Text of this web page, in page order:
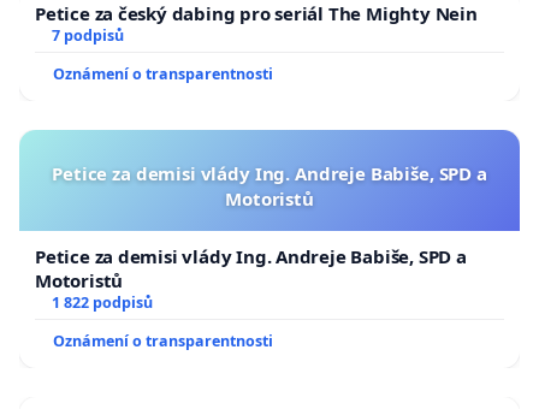
Petice za český dabing pro seriál The Mighty Nein
7 podpisů
Oznámení o transparentnosti
Petice za demisi vlády Ing. Andreje Babiše, SPD a
Motoristů
Petice za demisi vlády Ing. Andreje Babiše, SPD a
Motoristů
1 822 podpisů
Oznámení o transparentnosti